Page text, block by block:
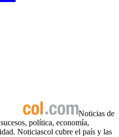
Noticias de
política, economía,
Noticiascol cubre el país y las